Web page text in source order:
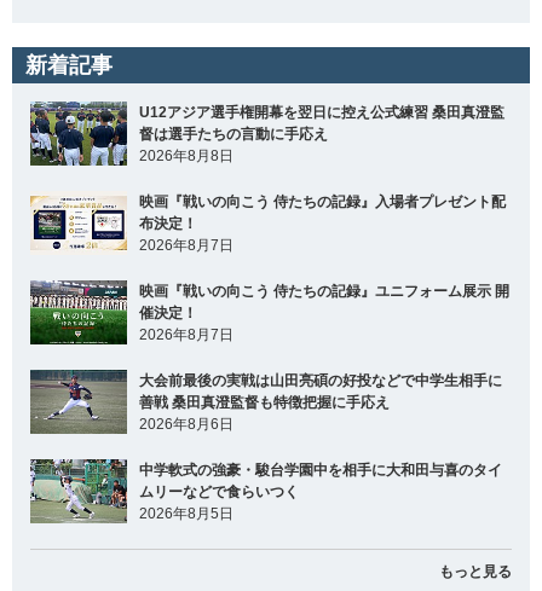
新着記事
U12アジア選手権開幕を翌日に控え公式練習 桑田真澄監
督は選手たちの言動に手応え
2026年8月8日
映画『戦いの向こう 侍たちの記録』入場者プレゼント配
布決定！
2026年8月7日
映画『戦いの向こう 侍たちの記録』ユニフォーム展示 開
催決定！
2026年8月7日
大会前最後の実戦は山田亮碩の好投などで中学生相手に
善戦 桑田真澄監督も特徴把握に手応え
2026年8月6日
中学軟式の強豪・駿台学園中を相手に大和田与喜のタイ
ムリーなどで食らいつく
2026年8月5日
もっと見る